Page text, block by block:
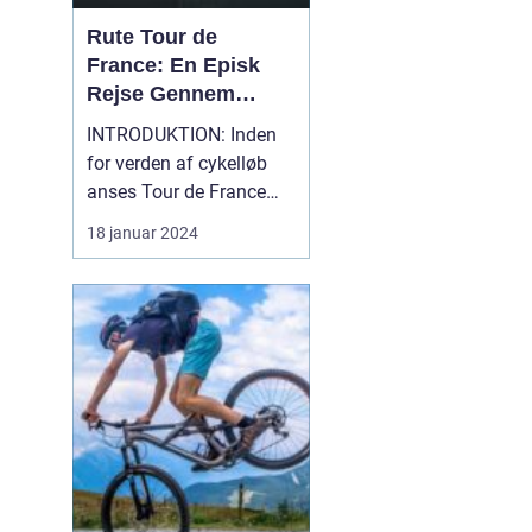
Rute Tour de
France: En Episk
Rejse Gennem
Historien
INTRODUKTION: Inden
for verden af cykelløb
anses Tour de France
som den ultimative
udfordring. Det er en
verdens bedste
cykelryttere til en tre uger
lang rute, der snor sig
igennem nogle af de
smukkeste landskaber i
Frankrig. S...
18 januar 2024